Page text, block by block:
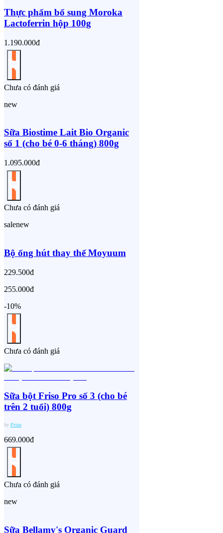
Thực phẩm bổ sung Moroka
Lactoferrin hộp 100g
1.190.000đ
Chưa có đánh giá
new
Sữa Biostime Lait Bio Organic
số 1 (cho bé 0-6 tháng) 800g
1.095.000đ
Chưa có đánh giá
salenew
Bộ ống hút thay thế Moyuum
229.500đ
255.000đ
-10%
Chưa có đánh giá
Sữa bột Friso Pro số 3 (cho bé
trên 2 tuổi) 800g
by Friso
669.000đ
Chưa có đánh giá
new
Sữa Bellamy's Organic Guard